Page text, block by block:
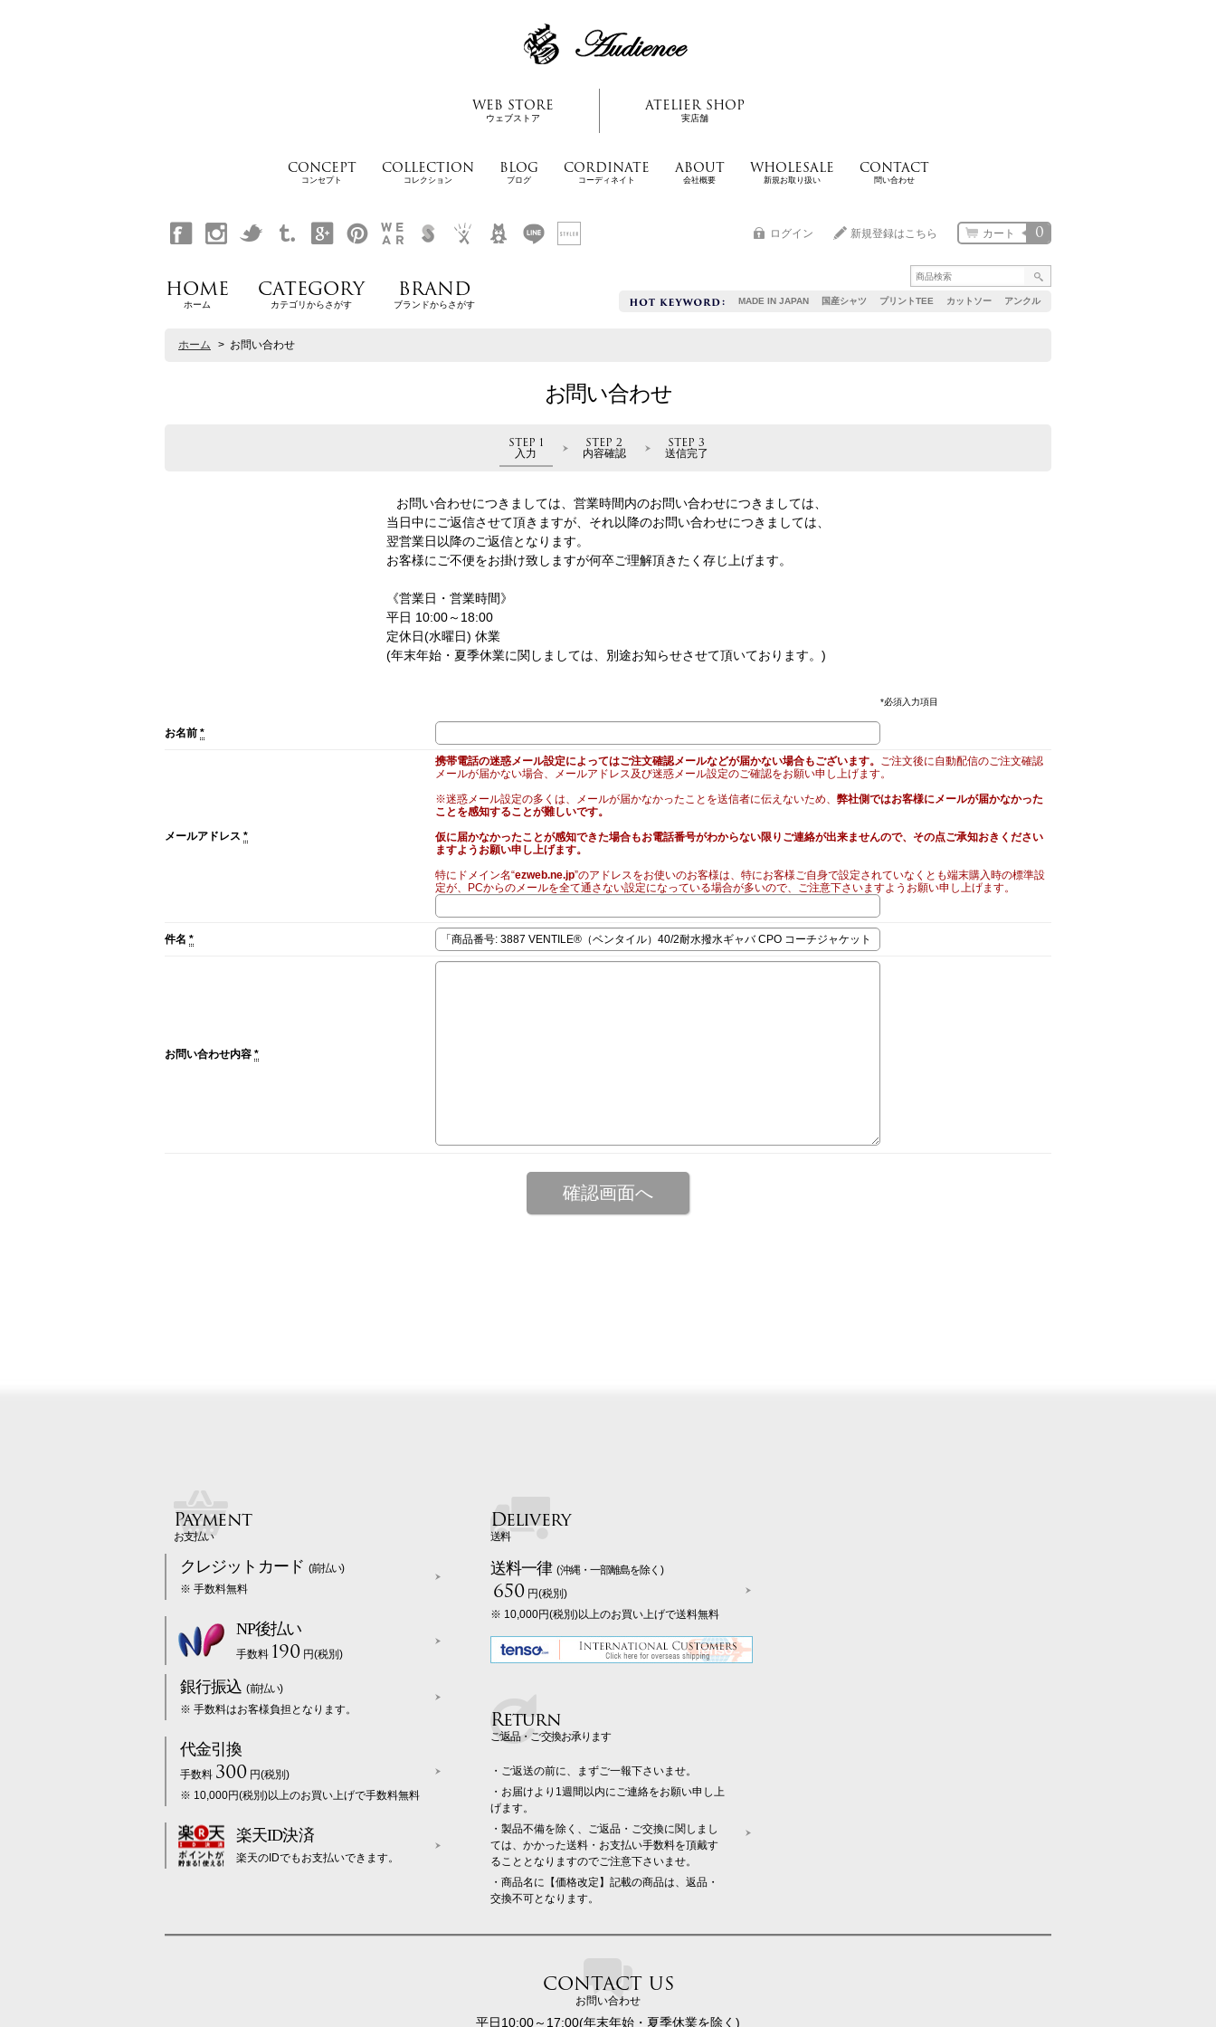
WEB STORE
ウェブストア
ATELIER SHOP
実店舗
CONCEPT
コンセプト
COLLECTION
コレクション
BLOG
ブログ
CORDINATE
コーディネイト
ABOUT
会社概要
WHOLESALE
新規お取り扱い
CONTACT
問い合わせ
MADE IN JAPAN 国産シャツ プリントTEE カットソー アンクル
0
カート
ログイン 新規登録はこちら
HOME
ホーム
CATEGORY
カテゴリからさがす
BRAND
ブランドからさがす
ホーム > お問い合わせ
お問い合わせ
STEP 1
入力
STEP 2
内容確認
STEP 3
送信完了
お問い合わせにつきましては、営業時間内のお問い合わせにつきましては、
当日中にご返信させて頂きますが、それ以降のお問い合わせにつきましては、
翌営業日以降のご返信となります。
お客様にご不便をお掛け致しますが何卒ご理解頂きたく存じ上げます。
《営業日・営業時間》
平日 10:00～18:00
定休日(水曜日) 休業
(年末年始・夏季休業に関しましては、別途お知らせさせて頂いております。)
*必須入力項目
お名前 *
メールアドレス *
携帯電話の迷惑メール設定によってはご注文確認メールなどが届かない場合もございます。 ご注文後に自動配信のご注文確認
メールが届かない場合、メールアドレス及び迷惑メール設定のご確認をお願い申し上げます。
※迷惑メール設定の多くは、メールが届かなかったことを送信者に伝えないため、 弊社側ではお客様にメールが届かなかった
ことを感知することが難しいです。
仮に届かなかったことが感知できた場合もお電話番号がわからない限りご連絡が出来ませんので、その点ご承知おきください
ますようお願い申し上げます。
特にドメイン名“ezweb.ne.jp”のアドレスをお使いのお客様は、特にお客様ご自身で設定されていなくとも端末購入時の標準設
定が、PCからのメールを全て通さない設定になっている場合が多いので、ご注意下さいますようお願い申し上げます。
件名 *
お問い合わせ内容 *
Payment
お支払い
クレジットカード (前払い)
※ 手数料無料
NP後払い
手数料 190 円(税別)
銀行振込 (前払い)
※ 手数料はお客様負担となります。
代金引換
手数料 300 円(税別)
※ 10,000円(税別)以上のお買い上げで手数料無料
楽天ID決済
楽天のIDでもお支払いできます。
Delivery
送料
送料一律 (沖縄・一部離島を除く)
650 円(税別)
※ 10,000円(税別)以上のお買い上げで送料無料
Return
ご返品・ご交換お承ります
・ご返送の前に、まずご一報下さいませ。
・お届けより1週間以内にご連絡をお願い申し上
げます。
・製品不備を除く、ご返品・ご交換に関しまし
ては、かかった送料・お支払い手数料を頂戴す
ることとなりますのでご注意下さいませ。
・商品名に【価格改定】記載の商品は、返品・
交換不可となります。
CONTACT US
お問い合わせ
平日10:00～17:00(年末年始・夏季休業を除く)